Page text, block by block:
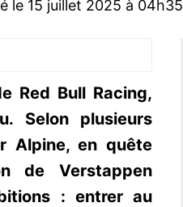
le 15 juillet 2025 à 04h35
Red Bull Racing,
Selon plusieurs
Alpine, en quête
de Verstappen
: entrer au